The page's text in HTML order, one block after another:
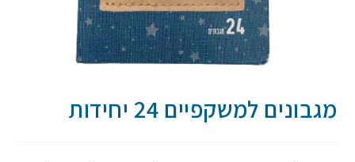
מגבונים למשקפיים 24 יחידות